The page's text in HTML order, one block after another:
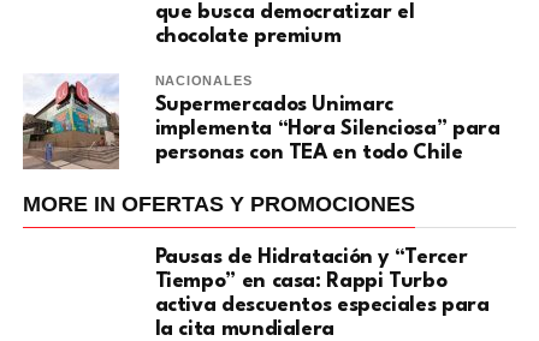
que busca democratizar el
chocolate premium
NACIONALES
Supermercados Unimarc
implementa “Hora Silenciosa” para
personas con TEA en todo Chile
MORE IN OFERTAS Y PROMOCIONES
Pausas de Hidratación y “Tercer
Tiempo” en casa: Rappi Turbo
activa descuentos especiales para
la cita mundialera